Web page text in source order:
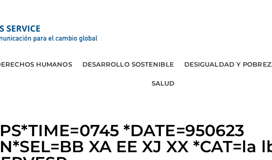
HUMANOS DESARROLLO SOSTENIBLE DESIGUALDAD Y
SALUD
*DATE=950623
XA EE XJ XX *CAT=la